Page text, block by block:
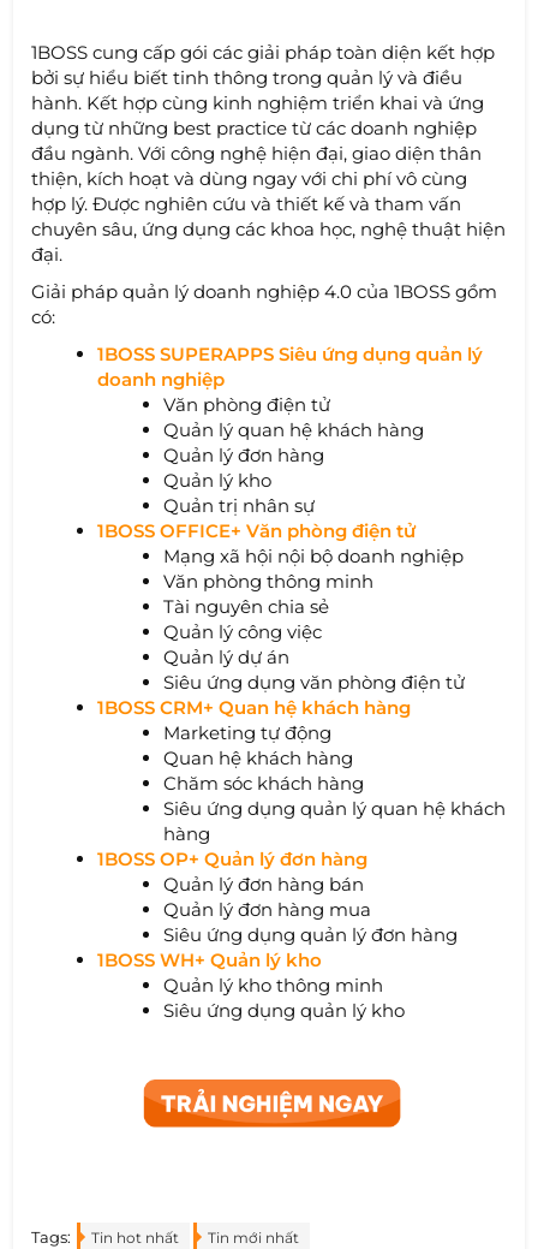
1BOSS cung cấp gói các giải pháp toàn diện kết hợp
bởi sự hiểu biết tinh thông trong quản lý và điều
hành. Kết hợp cùng kinh nghiệm triển khai và ứng
dụng từ những best practice từ các doanh nghiệp
đầu ngành. Với công nghệ hiện đại, giao diện thân
thiện, kích hoạt và dùng ngay với chi phí vô cùng
hợp lý. Được nghiên cứu và thiết kế và tham vấn
chuyên sâu, ứng dụng các khoa học, nghệ thuật hiện
đại.
Giải pháp quản lý doanh nghiệp 4.0 của 1BOSS gồm
có:
1BOSS SUPERAPPS Siêu ứng dụng quản lý
doanh nghiệp
Văn phòng điện tử
Quản lý quan hệ khách hàng
Quản lý đơn hàng
Quản lý kho
Quản trị nhân sự
1BOSS OFFICE+ Văn phòng điện tử
Mạng xã hội nội bộ doanh nghiệp
Văn phòng thông minh
Tài nguyên chia sẻ
Quản lý công việc
Quản lý dự án
Siêu ứng dụng văn phòng điện tử
1BOSS CRM+ Quan hệ khách hàng
Marketing tự động
Quan hệ khách hàng
Chăm sóc khách hàng
Siêu ứng dụng quản lý quan hệ khách
hàng
1BOSS OP+ Quản lý đơn hàng
Quản lý đơn hàng bán
Quản lý đơn hàng mua
Siêu ứng dụng quản lý đơn hàng
1BOSS WH+ Quản lý kho
Quản lý kho thông minh
Siêu ứng dụng quản lý kho
Tags: Tin hot nhất
Tin mới nhất